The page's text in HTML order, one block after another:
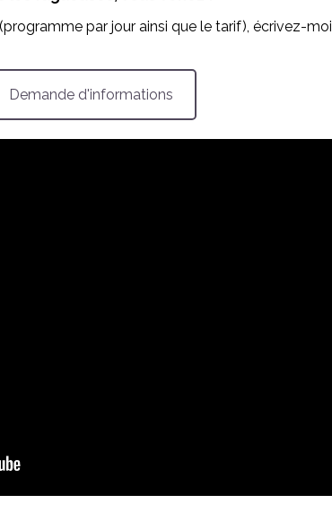
par jour ainsi que le tarif), écrivez-moi
Demande d'informations